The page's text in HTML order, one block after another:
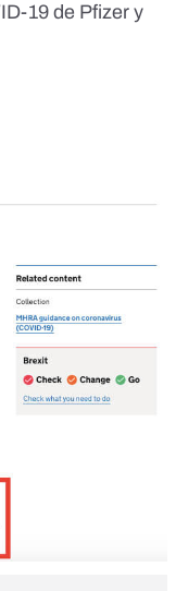
19 de Pfizer y